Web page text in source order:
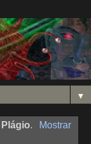
▼
Plágio.
Mostrar